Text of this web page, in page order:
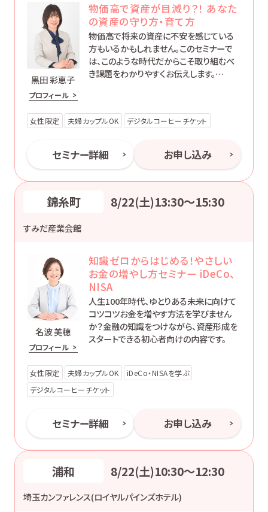
黒田 彩恵子
プロフィール
物価高で資産が目減り？！ あなた
の資産の守り方・育て方
物価高で将来の資産に不安を感じている
方もいるかもしれません。このセミナーで
は、このような時代だからこそ取り組むべ
き課題をわかりやすくお伝えします。
う。
女性限定 夫婦カップルOK デジタルコーヒーチケット
セミナー詳細 お申し込み
錦糸町 8/22(土)13:30〜15:30
すみだ産業会館
名波 美穂
プロフィール
知識ゼロからはじめる！やさしい
お金の増やし方セミナー iDeCo、
NISA
人生100年時代、ゆとりある未来に向けて
コツコツお金を増やす方法を学びません
か？金融の知識をつけながら、資産形成を
スタートできる初心者向けの内容です。
女性限定 夫婦カップルOK
iDeCo・NISAを学ぶ
デジタルコーヒーチケット
セミナー詳細 お申し込み
浦和 8/22(土)10:30〜12:30
埼玉カンファレンス(ロイヤルパインズホテル)